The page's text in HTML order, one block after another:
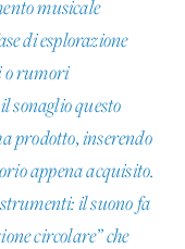
musicale
di esplorazione
o rumori
sonaglio questo
prodotto, inserendo
appena acquisito.
il suono fa
circolare” che